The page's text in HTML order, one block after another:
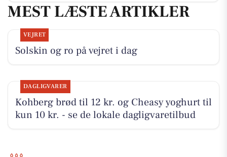
MEST LÆSTE ARTIKLER
VEJRET
Solskin og ro på vejret i dag
DAGLIGVARER
Kohberg brød til 12 kr. og Cheasy yoghurt til
kun 10 kr. - se de lokale dagligvaretilbud